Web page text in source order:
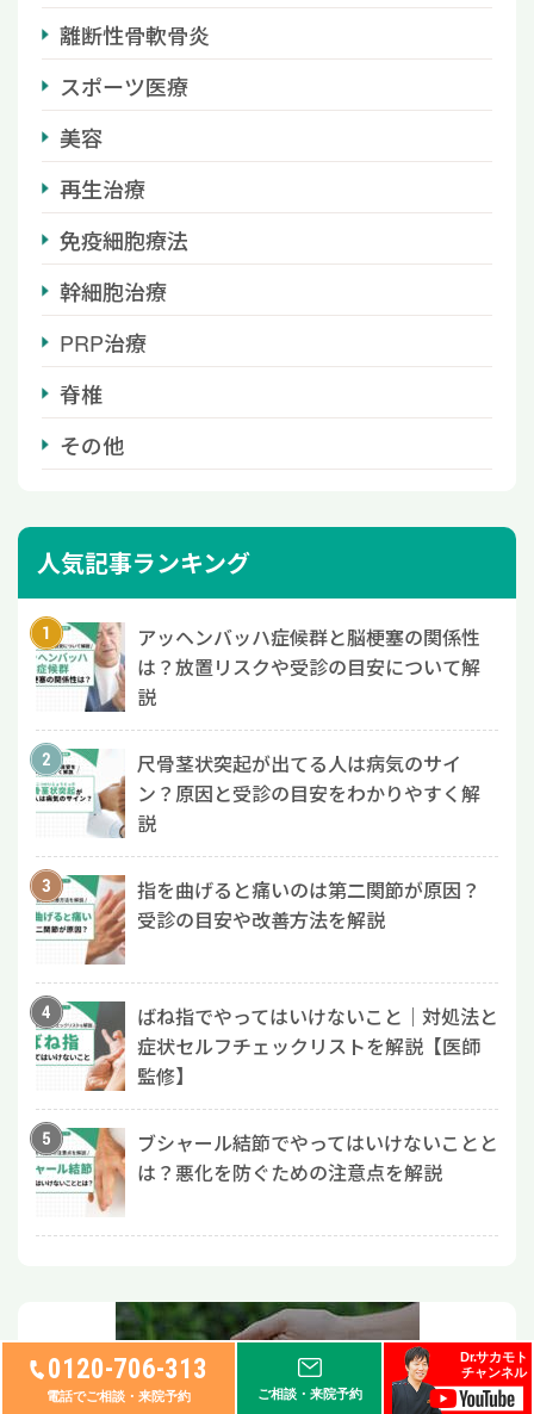
0120-706-313
電話でご相談・来院予約 ご相談・来院予約
Dr.サカモト
チャンネル
離断性骨軟骨炎
スポーツ医療
美容
再生治療
免疫細胞療法
幹細胞治療
PRP治療
脊椎
その他
人気記事ランキング
アッヘンバッハ症候群と脳梗塞の関係性
は？放置リスクや受診の目安について解
説
尺骨茎状突起が出てる人は病気のサイ
ン？原因と受診の目安をわかりやすく解
説
指を曲げると痛いのは第二関節が原因？
受診の目安や改善方法を解説
ばね指でやってはいけないこと｜対処法と
症状セルフチェックリストを解説【医師
監修】
ブシャール結節でやってはいけないことと
は？悪化を防ぐための注意点を解説